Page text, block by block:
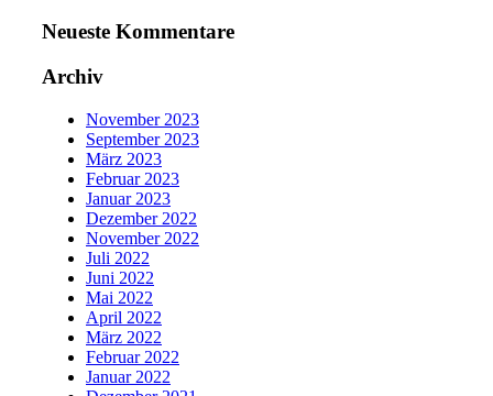
Neueste Kommentare
Archiv
November 2023
September 2023
März 2023
Februar 2023
Januar 2023
Dezember 2022
November 2022
Juli 2022
Juni 2022
Mai 2022
April 2022
März 2022
Februar 2022
Januar 2022